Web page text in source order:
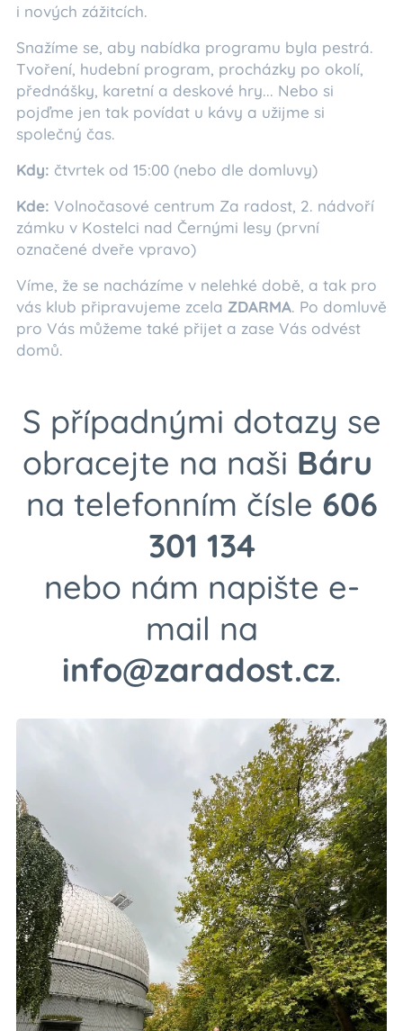
i nových zážitcích.
Snažíme se, aby nabídka programu byla pestrá.
Tvoření, hudební program, procházky po okolí,
přednášky, karetní a deskové hry... Nebo si
pojďme jen tak povídat u kávy a užijme si
společný čas.
Kdy: čtvrtek od 15:00 (nebo dle domluvy)
Kde: Volnočasové centrum Za radost, 2. nádvoří
zámku v Kostelci nad Černými lesy (první
označené dveře vpravo)
Víme, že se nacházíme v nelehké době, a tak pro
vás klub připravujeme zcela ZDARMA. Po domluvě
pro Vás můžeme také přijet a zase Vás odvést
domů.
S případnými dotazy se
obracejte na naši Báru
na telefonním čísle 606
301 134
nebo nám napište e-
mail na
info@zaradost.cz.